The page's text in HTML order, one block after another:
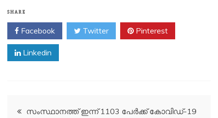
SHARE
Facebook Twitter Pinterest
Linkedin
Postസംസ്ഥാനത്ത് ഇന്ന് 1103 പേര്‍ക്ക് കോവിഡ്-19